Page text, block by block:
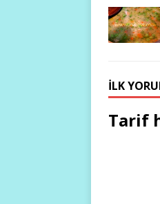
İLK
Tarif